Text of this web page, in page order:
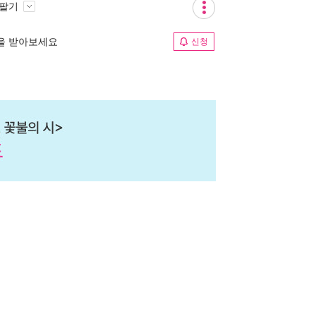
기
받아보세요 신청